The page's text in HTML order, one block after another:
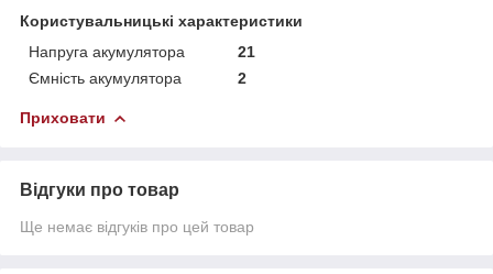
Користувальницькі характеристики
Напруга акумулятора
21
Ємність акумулятора
2
Приховати
Відгуки про товар
Ще немає відгуків про цей товар